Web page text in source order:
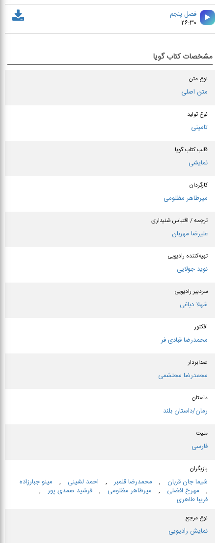
فصل پنجم
۲۶:۳۰
مشخصات کتاب گویا
نوع متن
متن اصلی
نوع تولید
تامینی
قالب کتاب گویا
نمایشی
کارگردان
میرطاهر مظلومی
ترجمه / اقتباس شنیداری
علیرضا مهربان
تهیه‌کننده رادیویی
نوید جولایی
سردبیر رادیویی
شهلا دباغی
افكتور
محمدرضا قبادی فر
صدابردار
محمدرضا محتشمی
داستان
رمان/داستان بلند
ملیت
فارسی
بازیگران
شیما جان قربان , محمدرضا قلمبر , احمد لشینی ,
مینو جبارزاده
,
مهرخ افضلی , میرطاهر مظلومی , فرشید صمدی پور
,
فریبا طاهری
نوع مرجع
نمایش رادیویی